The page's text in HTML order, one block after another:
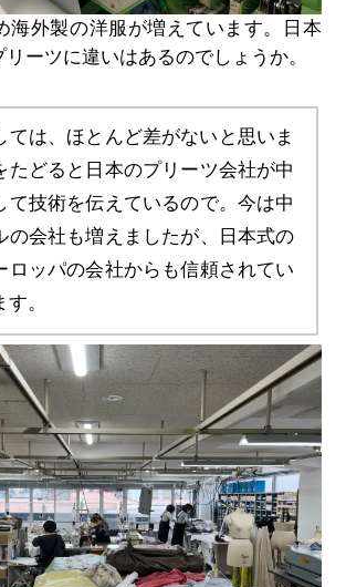
海外製の洋服が増えています。日本
ーツに違いはあるのでしょうか。
ては、ほとんど差がないと思いま
たどると日本のプリーツ会社が中
て技術を伝えているので。今は中
の会社も増えましたが、日本式の
ロッパの会社からも信頼されてい
。